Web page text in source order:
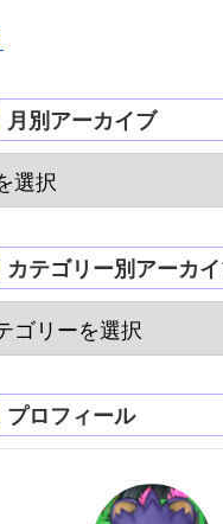
月別アーカイブ
カテゴリー別アーカ
プロフィール